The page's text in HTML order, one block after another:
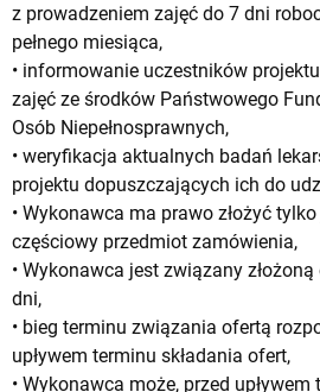
z prowadzeniem zajęć do 7 dni
pełnego miesiąca,
• informowanie uczestników
zajęć ze środków Państwowego
Osób Niepełnosprawnych,
• weryfikacja aktualnych badań
projektu dopuszczających ich do
• Wykonawca ma prawo złożyć
częściowy przedmiot zamówienia,
• Wykonawca jest związany
dni,
• bieg terminu związania ofertą
upływem terminu składania ofert,
• Wykonawca może, przed